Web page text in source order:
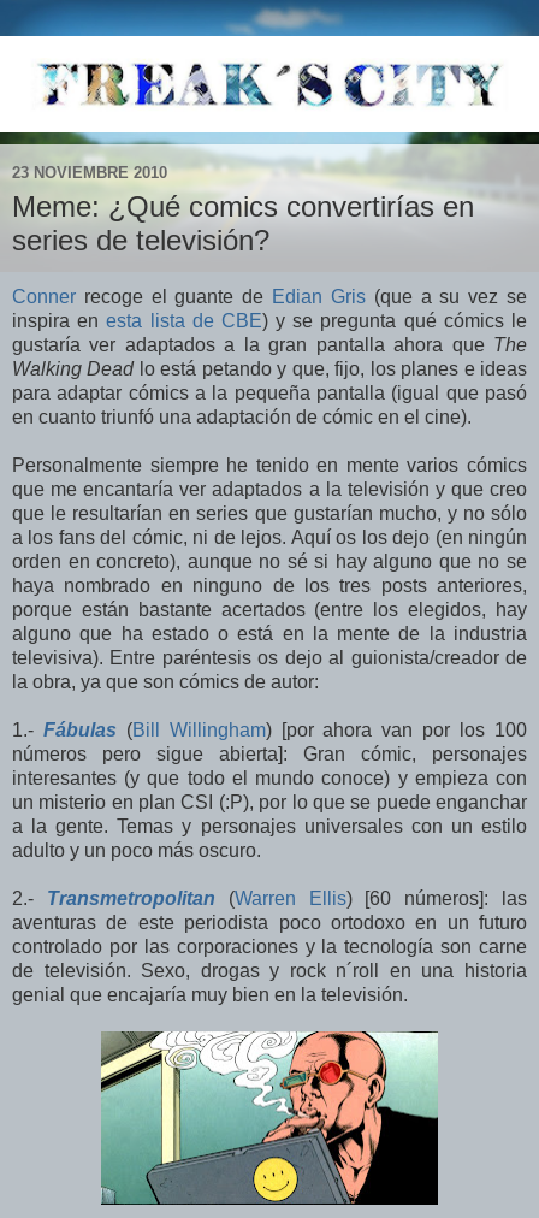
23 NOVIEMBRE 2010
Meme: ¿Qué comics convertirías en
series de televisión?
Conner recoge el guante de Edian Gris(que a su vez se
inspira enesta lista de CBE) y se pregunta qué cómics le
gustaría ver adaptados a la gran pantalla ahora que The
Walking Deadlo está petando y que, fijo, los planes e ideas
para adaptar cómics a la pequeña pantalla (igual que pasó
en cuanto triunfó una adaptación de cómic en el cine).
Personalmente siempre he tenido en mente varios cómics
que me encantaría ver adaptados a la televisión y que creo
que le resultarían en series que gustarían mucho, y no sólo
a los fans del cómic, ni de lejos. Aquí os los dejo (en ningún
orden en concreto), aunque no sé si hay alguno que no se
haya nombrado en ninguno de los tres posts anteriores,
porque están bastante acertados (entre los elegidos, hay
alguno que ha estado o está en la mente de la industria
televisiva). Entre paréntesis os dejo al guionista/creador de
la obra, ya que son cómics de autor:
1.- Fábulas (Bill Willingham) [por ahora van por los 100
números pero sigue abierta]: Gran cómic, personajes
interesantes (y que todo el mundo conoce) y empieza con
un misterio en plan CSI (:P), por lo que se puede enganchar
a la gente. Temas y personajes universales con un estilo
adulto y un poco más oscuro.
2.- Transmetropolitan (Warren Ellis) [60 números]: las
aventuras de este periodista poco ortodoxo en un futuro
controlado por las corporaciones y la tecnología son carne
de televisión. Sexo, drogas y rock n´roll en una historia
genial que encajaría muy bien en la televisión.